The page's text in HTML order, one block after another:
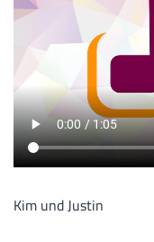
Kim und Justin